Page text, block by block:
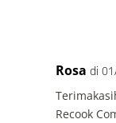
Rosa di
Recook